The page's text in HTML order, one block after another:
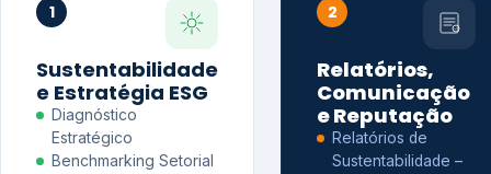
1
Sustentabilidade
e Estratégia ESG
Diagnóstico
Estratégico
Benchmarking Setorial
2
Relatórios,
Comunicação
e Reputação
Relatórios de
Sustentabilidade –